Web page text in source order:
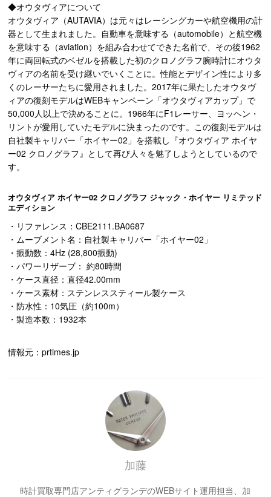
◆オウタヴィアについて
オウタヴィア（AUTAVIA）は元々はレーシングカーや航空機用の計
器として生まれました。自動車を意味する（automobile）と航空機
を意味する（aviation）を組み合わせてできた名前で、その後1962
年に両回転式のベゼルを搭載した初のクロノグラフ腕時計にオウタ
ヴィアの名前を受け継いでいくことに。性能とデザイン性により多
くのレーサーたちに愛用されました。2017年に果たしたオウタヴ
ィアの復刻モデルはWEBキャンペーン「オウタヴィアカップ」で
50,000人以上で決めることに。1966年にF1レーサー、ヨッヘン・
リントが愛用していたモデルに決まったのです。この復刻モデルは
自社製キャリバー「ホイヤー02」を搭載し『オウタヴィア ホイヤ
ー02 クロノグラフ』として再び人々を魅了しようとしているので
す。
オウタヴィア ホイヤー02 クロノグラフ ジャック・ホイヤー リミテッド
エディション
・リファレンス：CBE2111.BA0687
・ムーブメント名：自社製キャリバー「ホイヤー02」
・振動数：4Hz (28,800振動)
・パワーリザーブ： 約80時間
・ケース直径：直径42.00mm
・ケース素材：ステンレススティール製ケース
・防水性：10気圧（約100m）
・製造本数：1932本
情報元：prtimes.jp
加藤
時計買取専門店アンティグランデのWEBサイト運用担当、加